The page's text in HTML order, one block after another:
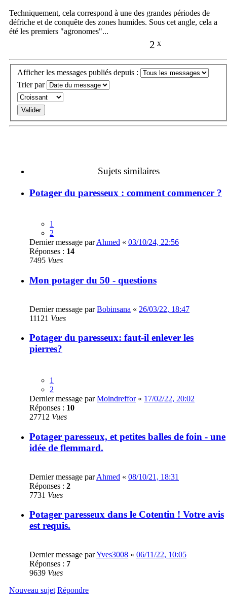
Techniquement, cela correspond à une des grandes périodes de
défriche et de conquête des zones humides. Sous cet angle, cela a
été les premiers "agronomes"...
2 x
Afficher les messages publiés depuis :
Trier par
Sujets similaires
Potager du paresseux : comment commencer ?
1
2
Dernier message parAhmed « 03/10/24, 22:56
Réponses : 14
7495 Vues
Mon potager du 50 - questions
Dernier message parBobinsana « 26/03/22, 18:47
11121 Vues
Potager du paresseux: faut-il enlever les
pierres?
1
2
Dernier message parMoindreffor« 17/02/22, 20:02
Réponses : 10
27712 Vues
Potager paresseux, et petites balles de foin - une
idée de flemmard.
Dernier message parAhmed « 08/10/21, 18:31
Réponses : 2
7731 Vues
Potager paresseux dans le Cotentin ! Votre avis
est requis.
Dernier message parYves3008 « 06/11/22, 10:05
Réponses : 7
9639 Vues
Nouveau sujet Répondre